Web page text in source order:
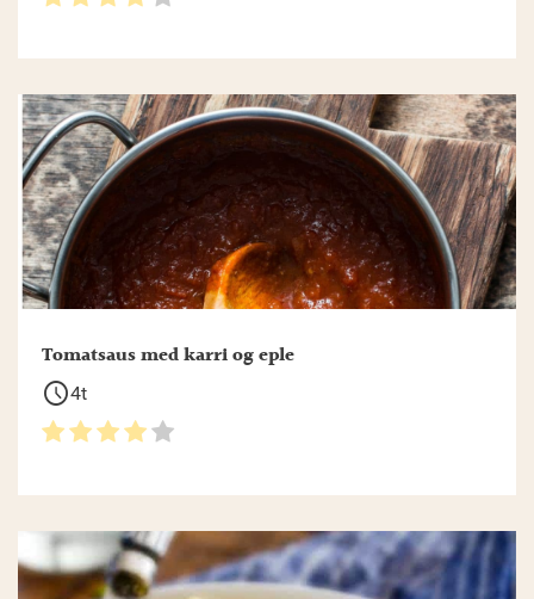
Tomatsaus med karri og eple
schedule4t